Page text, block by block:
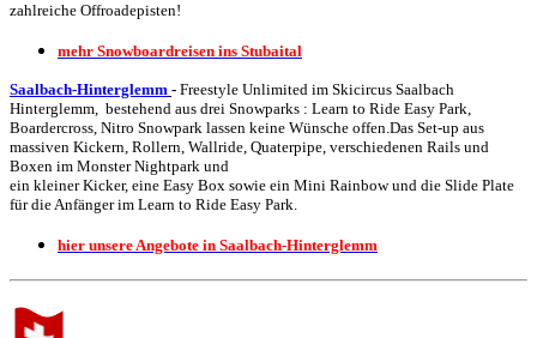
zahlreiche Offroadepisten!
mehr Snowboardreisen ins Stubaital
Saalbach-Hinterglemm - Freestyle Unlimited im Skicircus Saalbach
Hinterglemm, bestehend aus drei Snowparks : Learn to Ride Easy Park,
Boardercross, Nitro Snowpark lassen keine Wünsche offen.Das Set-up aus
massiven Kickern, Rollern, Wallride, Quaterpipe, verschiedenen Rails und
Boxen im Monster Nightpark und
ein kleiner Kicker, eine Easy Box sowie ein Mini Rainbow und die Slide Plate
für die Anfänger im Learn to Ride Easy Park.
hier unsere Angebote in Saalbach-Hinterglemm